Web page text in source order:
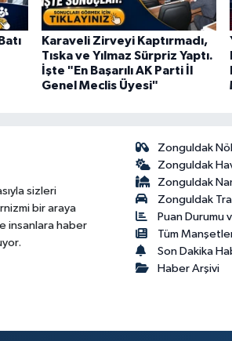
Karaveli Zirveyi Kaptırmadı,
Tıska ve Yılmaz Sürpriz Yaptı.
İşte "En Başarılı AK Parti İl
Genel Meclis Üyesi"
sizleri
bir araya
insanlara haber
Zonguldak
Zonguldak
Zonguldak
Zonguldak
Puan Durumu
Tüm
Son Dakika
Haber Arşivi